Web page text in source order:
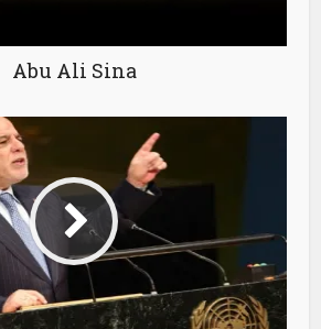
Abu Ali Sina